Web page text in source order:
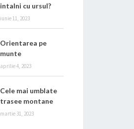
intalni cu ursul?
iunie 11, 2023
Orientarea pe
munte
aprilie 4, 2023
Cele mai umblate
trasee montane
martie 31, 2023